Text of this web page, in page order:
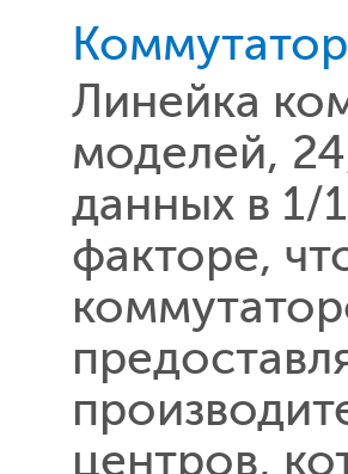
Линейка
моделей,
данных в 1/
факторе,
центров,